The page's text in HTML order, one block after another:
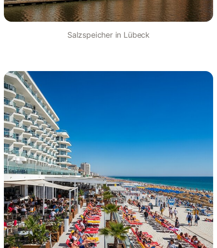
Salzspeicher in Lübeck